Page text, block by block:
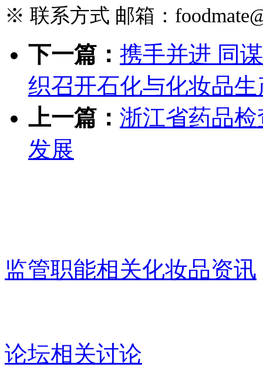
※ 联系方式 邮箱：
下一篇： 携手并进 同
织召开石化与化妆品
上一篇： 浙江省药品
发展
监管职能相关化妆品资讯
论坛相关讨论